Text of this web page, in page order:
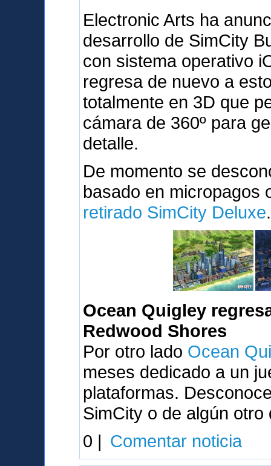
Electronic Arts ha
desarrollo de SimCity
con sistema operativo
regresa de nuevo a
totalmente en 3D que
cámara de 360º para
detalle.
De momento se
basado en micropagos
retirado SimCity Deluxe.
Ocean Quigley
Redwood Shores
Por otro lado Ocean
meses dedicado a un
plataformas.
SimCity o de algún
0 | Comentar noticia